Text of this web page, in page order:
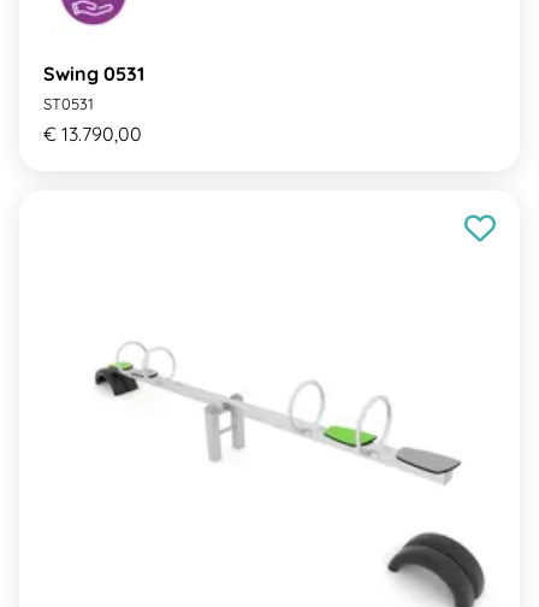
Swing 0531
ST0531
€ 13.790,00